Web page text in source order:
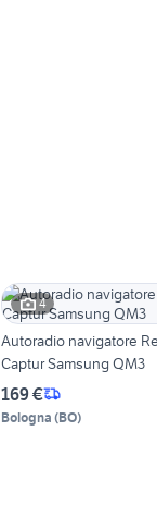
4
Autoradio navigatore
Captur Samsung QM3
169 €
Bologna (BO)